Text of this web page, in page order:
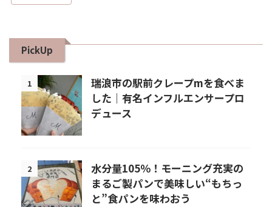
PickUp
1
瑞浪市の駅前クレープmを食べま
した｜有名インフルエンサープロ
デュース
2
水分量105％！モーニング充実の
まるご製パンで美味しい“もちっ
と”食パンを味わおう